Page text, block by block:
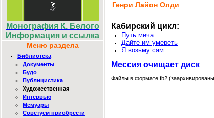
Монография К. Белого
Информация и ссылка
Меню раздела
Библиотека
Документы
Будо
Публицистика
Художественная
Интервью
Мемуары
Советуем приобрести
Генри Лайон Олди
Кабирский цикл:
Путь меча
Дайте им умереть
Я возьму сам
Мессия очищает диск
Файлы в формате fb2